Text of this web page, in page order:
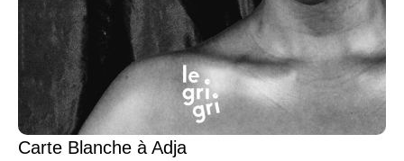
Carte Blanche à Adja